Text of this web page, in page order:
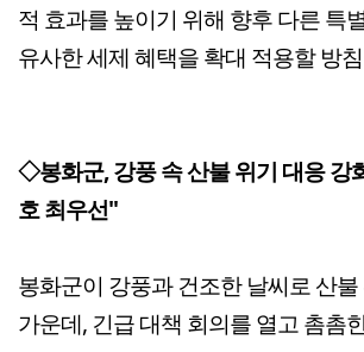
적 효과를 높이기 위해 향후 다른 특
유사한 세제 혜택을 확대 적용할 방
◇봉화군, 강풍 속 산불 위기 대응 강
호 최우선"
봉화군이 강풍과 건조한 날씨로 산
가운데, 긴급 대책 회의를 열고 촘촘